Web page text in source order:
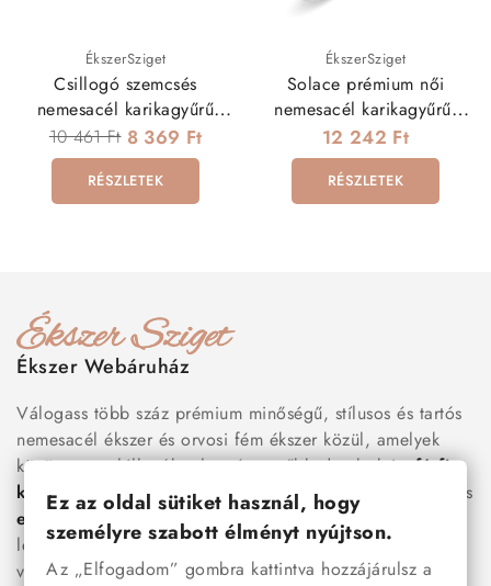
ÉkszerSziget
Csillogó szemcsés
nemesacél karikagyűrű
férfiaknak
10 461 Ft 8 369 Ft
RÉSZLETEK
ÉkszerSziget
Solace prémium női
nemesacél karikagyűrű,
rozé arany sávval, cirkónia
kővel
12 242 Ft
RÉSZLETEK
Ékszer Webáruház
Válogass több száz prémium minőségű, stílusos és tartós
nemesacél ékszer és orvosi fém ékszer közül, amelyek
között megtalálhatók a legnépszerűbb darabok is:férfi
karkötők
, női nyakláncok , karikagyűrűk
és
esküvői kiegészítőkegyaránt. Webáruházunkban a
legújabb trendeket követő, mégis időtálló ékszerek közül
választhatsz – legyen szó ajándékról, mindennapi
Ez az oldal sütiket használ, hogy
személyre szabott élményt nyújtson.
Az „Elfogadom” gombra kattintva hozzájárulsz a